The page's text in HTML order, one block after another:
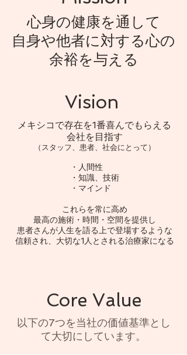
心身の健康を通して
自身や他者に対する心の
余裕を与える
Vision
メキシコで存在を1番喜んでもらえる
会社を目指す
（スタッフ、患者、社会にとって）
・人間性
・知識、技術
・マインド
これらを常に高め
最高の施術・時間・空間を提供し
患者さんが人生を語る上で登場するような
信頼され、大切な1人とされる治療家になる
Core Value
以下の7つを当社の価値基準とし
て大切にしています。